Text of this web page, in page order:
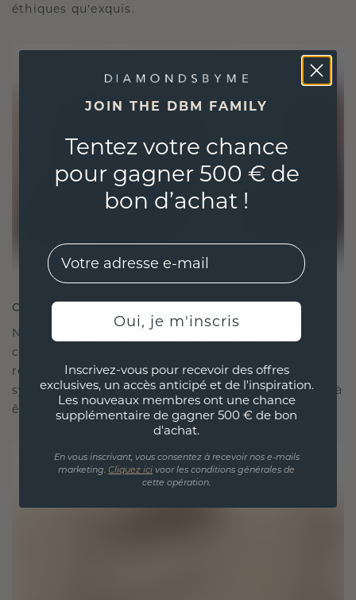
éthiques qu'exquis.
CRÉÉ POUR LA CONNEXION
Notre philosophie en matière de design est de
créer des liens, chaque pièce étant conçue pour
résister à l'épreuve du temps. Elle devient votre
symbole d'amour et de moments chéris, destinée à
être portée et chérie pour toujours.
JOIN THE DBM FAMILY
Tentez votre chance
pour gagner 500 € de
bon d’achat !
EMail
Oui, je m'inscris
Inscrivez-vous pour recevoir des offres
exclusives, un accès anticipé et de l'inspiration.
Les nouveaux membres ont une chance
supplémentaire de gagner 500 € de bon
d'achat.
En vous inscrivant, vous consentez à recevoir nos e-mails
marketing. Cliquez ici voor les conditions générales de
cette opération.